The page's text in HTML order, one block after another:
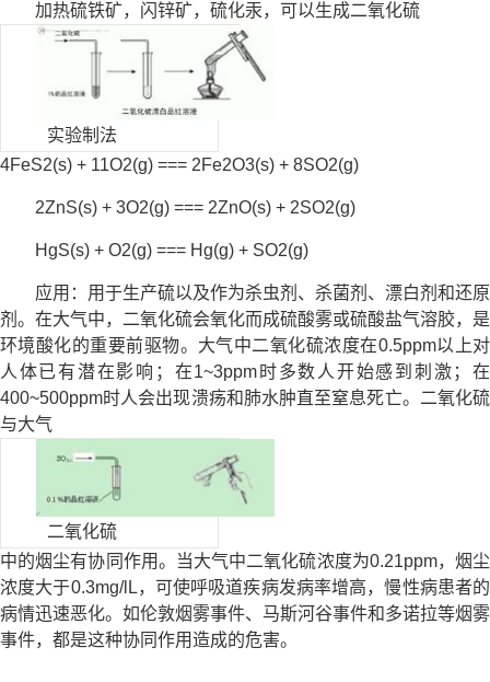
加热硫铁矿，闪锌矿，硫化汞，可以生成二氧化硫
实验制法
4FeS2(s) + 11O2(g) === 2Fe2O3(s) + 8SO2(g)
2ZnS(s) + 3O2(g) === 2ZnO(s) + 2SO2(g)
HgS(s) + O2(g) === Hg(g) + SO2(g)
应用：用于生产硫以及作为杀虫剂、杀菌剂、漂白剂和还原
剂。在大气中，二氧化硫会氧化而成硫酸雾或硫酸盐气溶胶，是
环境酸化的重要前驱物。大气中二氧化硫浓度在0.5ppm以上对
人体已有潜在影响；在1~3ppm时多数人开始感到刺激；在
400~500ppm时人会出现溃疡和肺水肿直至窒息死亡。二氧化硫
与大气
二氧化硫
中的烟尘有协同作用。当大气中二氧化硫浓度为0.21ppm，烟尘
浓度大于0.3mg/lL，可使呼吸道疾病发病率增高，慢性病患者的
病情迅速恶化。如伦敦烟雾事件、马斯河谷事件和多诺拉等烟雾
事件，都是这种协同作用造成的危害。